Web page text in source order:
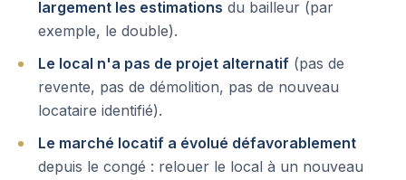
largement les estimations du bailleur (par
exemple, le double).
Le local n'a pas de projet alternatif (pas de
revente, pas de démolition, pas de nouveau
locataire identifié).
Le marché locatif a évolué défavorablement
depuis le congé : relouer le local à un nouveau